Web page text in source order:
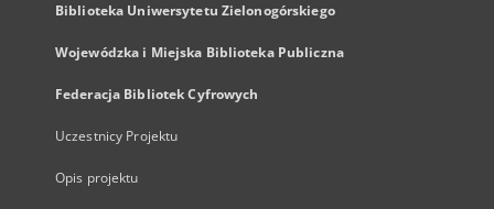
Biblioteka Uniwersytetu Zielonogórskiego
Wojewódzka i Miejska Biblioteka Publiczna
Federacja Bibliotek Cyfrowych
Uczestnicy Projektu
Opis projektu